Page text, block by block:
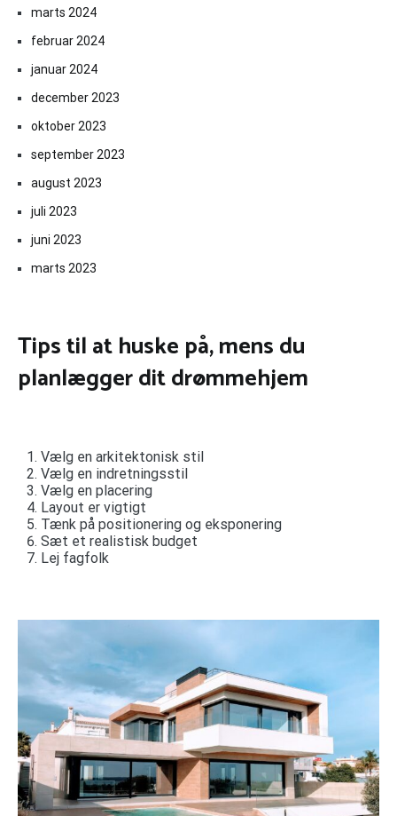
marts 2024
februar 2024
januar 2024
december 2023
oktober 2023
september 2023
august 2023
juli 2023
juni 2023
marts 2023
Tips til at huske på, mens du
planlægger dit drømmehjem
Vælg en arkitektonisk stil
Vælg en indretningsstil
Vælg en placering
Layout er vigtigt
Tænk på positionering og eksponering
Sæt et realistisk budget
Lej fagfolk